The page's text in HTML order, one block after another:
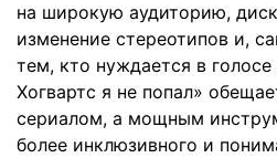
на широкую аудиторию,
изменение стереотипов и,
тем, кто нуждается в
Хогвартс я не попал»
сериалом, а мощным
более инклюзивного и